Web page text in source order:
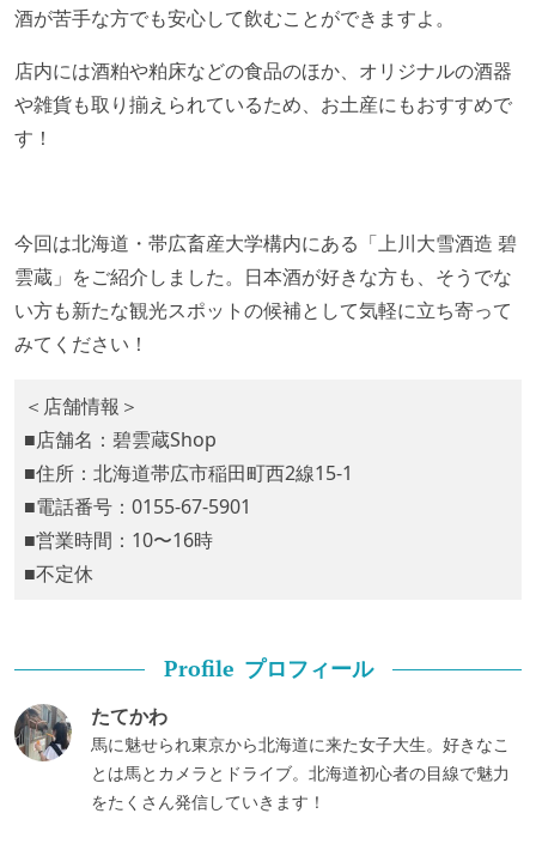
酒が苦手な方でも安心して飲むことができますよ。
店内には酒粕や粕床などの食品のほか、オリジナルの酒器
や雑貨も取り揃えられているため、お土産にもおすすめで
す！
今回は北海道・帯広畜産大学構内にある「上川大雪酒造 碧
雲蔵」をご紹介しました。日本酒が好きな方も、そうでな
い方も新たな観光スポットの候補として気軽に立ち寄って
みてください！
＜店舗情報＞
■店舗名：碧雲蔵Shop
■住所：北海道帯広市稲田町西2線15-1
■電話番号：0155-67-5901
■営業時間：10〜16時
■不定休
Profile プロフィール
たてかわ
馬に魅せられ東京から北海道に来た女子大生。好きなこ
とは馬とカメラとドライブ。北海道初心者の目線で魅力
をたくさん発信していきます！